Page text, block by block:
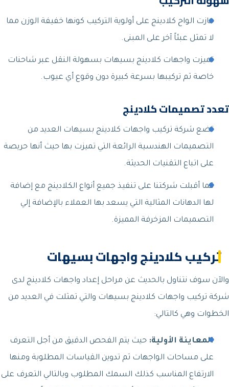
حازت الواح كلادينج على أولوية التركيب كونها خفيفة الوزن مما
لا تمثل عبئاً آخر على المبنى.
تميزت واجهات كلادينج بسيهات بسهولة النقل عبر شاحنات
خاصة ثم تركيبها بسرعة كبيرة دون وقوع أي عيوب.
تعدد تصميمات كلادينج
تضع شركة تركيب واجهات كلادينج بسيهات العديد من
التصميمات الهندسية الرائعة التي تميزت بها حيث أنها حريصة
على اتباع التقنيات الحديثة.
كما أقبلت شركتنا على تنفيذ جميع أنواع الكلادينج مع إضافة
لها الدهانات المثالية التي يسعد بها العملاء بالإضافة إلي
التصميمات المزخرفة المميزة.
تركيب كلادينج واجهات بسيهات
والآن سوف نتناول بالحديث عن مراحل إعداد واجهات كلادينج لدى
شركة تركيب واجهات كلادينج بسيهات والتي تمثلت في العديد من
الخطوات وهي كالتالي:
المعاينة الأولية: حيث يتم الفحص الدقيق من أجل التعرف
على مساحات الواجهات ثم تدوين القياسات المطلوبة ومنها
الارتفاع المناسب كذلك السمك المطلوب وبالتالي التعرف على